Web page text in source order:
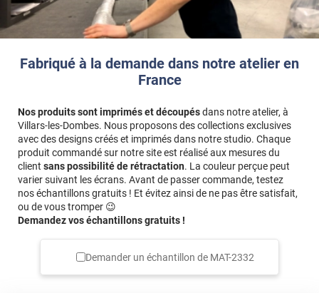
Fabriqué à la demande dans notre atelier en
France
Nos produits sont imprimés et découpésdans notre atelier, à
Villars-les-Dombes. Nous proposons des collections exclusives
avec des designs créés et imprimés dans notre studio. Chaque
produit commandé sur notre site est réalisé aux mesures du
client sans possibilité de rétractation. La couleur perçue peut
varier suivant les écrans. Avant de passer commande, testez
nos échantillons gratuits ! Et évitez ainsi de ne pas être satisfait,
ou de vous tromper 😉
Demandez vos échantillons gratuits !
Demander un échantillon de MAT-2332